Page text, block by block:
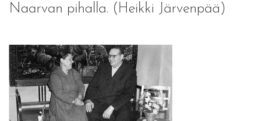
Naarvan pihalla. (Heikki Järvenpää)